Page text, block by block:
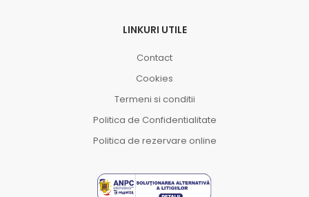
LINKURI UTILE
Contact
Cookies
Termeni si conditii
Politica de Confidentialitate
Politica de rezervare online